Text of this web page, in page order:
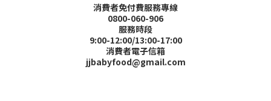
消費者免付費服務專線
0800-060-906
服務時段
9:00-12:00/13:00-17:00
消費者電子信箱
jjbabyfood@gmail.com